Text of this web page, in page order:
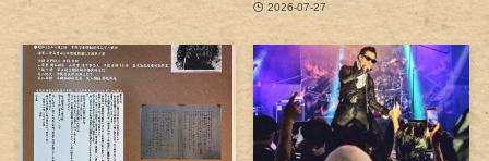
2026-07-27